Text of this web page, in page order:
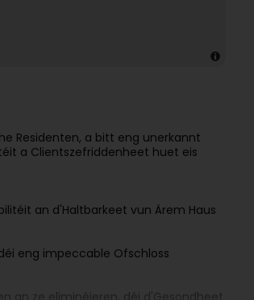
Residenten, a bitt eng unerkannt
a Clientszefriddenheet huet eis
an d'Haltbarkeet vun Ärem Haus
eng impeccable Ofschloss
an ze eliminéieren, déi d'Gesondheet